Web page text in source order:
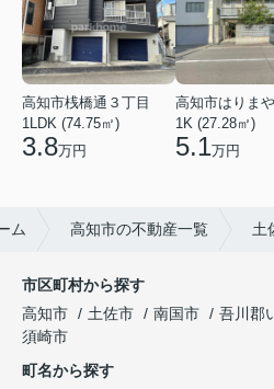
高知市桟橋通３丁目
1LDK (74.75㎡)
3.8万円
1K (27.28㎡)
5.1万円
ム 高知市の不動産一覧 土
市区町村から探す
高知市
土佐市 南国市 吾川郡
須崎市
町名から探す